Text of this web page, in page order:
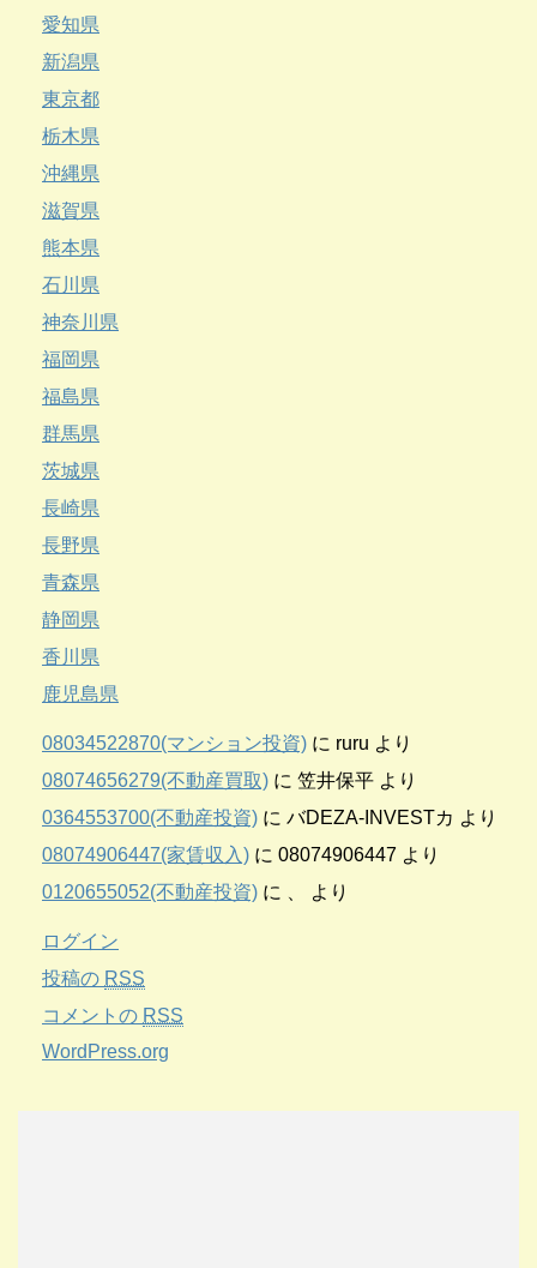
愛知県
新潟県
東京都
栃木県
沖縄県
滋賀県
熊本県
石川県
神奈川県
福岡県
福島県
群馬県
茨城県
長崎県
長野県
青森県
静岡県
香川県
鹿児島県
08034522870(マンション投資) に ruru より
08074656279(不動産買取) に 笠井保平 より
0364553700(不動産投資) に バDEZA-INVESTカ より
08074906447(家賃収入) に 08074906447 より
0120655052(不動産投資) に より
ログイン
投稿の RSS
コメントの RSS
WordPress.org